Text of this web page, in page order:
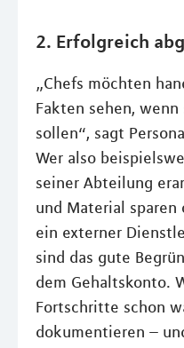
2. Erfolgreich
„Chefs möchten
Fakten sehen,
sollen“, sagt
Wer also
seiner Abteilung
und Material
ein externer
sind das gute
dem Gehaltskonto.
Fortschritte schon
dokumentieren –